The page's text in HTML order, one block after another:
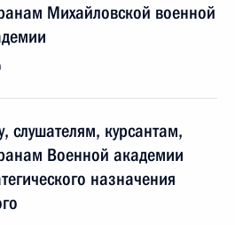
Михайловской военной
слушателям, курсантам,
Военной академии
назначения